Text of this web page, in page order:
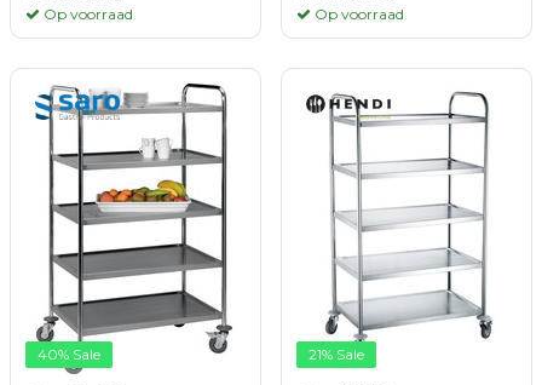
Op voorraad Op voorraad
40% Sale 21% Sale